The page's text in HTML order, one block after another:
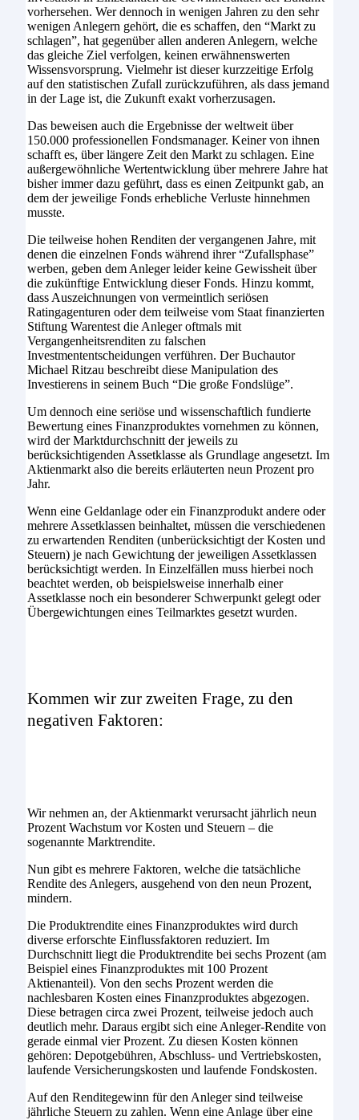
vorhersehen. Wer dennoch in wenigen Jahren zu den sehr
wenigen Anlegern gehört, die es schaffen, den “Markt zu
schlagen”, hat gegenüber allen anderen Anlegern, welche
das gleiche Ziel verfolgen, keinen erwähnenswerten
Wissensvorsprung. Vielmehr ist dieser kurzzeitige Erfolg
auf den statistischen Zufall zurückzuführen, als dass jemand
in der Lage ist, die Zukunft exakt vorherzusagen.
Das beweisen auch die Ergebnisse der weltweit über
150.000 professionellen Fondsmanager. Keiner von ihnen
schafft es, über längere Zeit den Markt zu schlagen. Eine
außergewöhnliche Wertentwicklung über mehrere Jahre hat
bisher immer dazu geführt, dass es einen Zeitpunkt gab, an
dem der jeweilige Fonds erhebliche Verluste hinnehmen
musste.
Die teilweise hohen Renditen der vergangenen Jahre, mit
denen die einzelnen Fonds während ihrer “Zufallsphase”
werben, geben dem Anleger leider keine Gewissheit über
die zukünftige Entwicklung dieser Fonds. Hinzu kommt,
dass Auszeichnungen von vermeintlich seriösen
Ratingagenturen oder dem teilweise vom Staat finanzierten
Stiftung Warentest die Anleger oftmals mit
Vergangenheitsrenditen zu falschen
Investmententscheidungen verführen. Der Buchautor
Michael Ritzau beschreibt diese Manipulation des
Investierens in seinem Buch “Die große Fondslüge”.
Um dennoch eine seriöse und wissenschaftlich fundierte
Bewertung eines Finanzproduktes vornehmen zu können,
wird der Marktdurchschnitt der jeweils zu
berücksichtigenden Assetklasse als Grundlage angesetzt. Im
Aktienmarkt also die bereits erläuterten neun Prozent pro
Jahr.
Wenn eine Geldanlage oder ein Finanzprodukt andere oder
mehrere Assetklassen beinhaltet, müssen die verschiedenen
zu erwartenden Renditen (unberücksichtigt der Kosten und
Steuern) je nach Gewichtung der jeweiligen Assetklassen
berücksichtigt werden. In Einzelfällen muss hierbei noch
beachtet werden, ob beispielsweise innerhalb einer
Assetklasse noch ein besonderer Schwerpunkt gelegt oder
Übergewichtungen eines Teilmarktes gesetzt wurden.
Kommen wir zur zweiten Frage, zu den
negativen Faktoren:
Wir nehmen an, der Aktienmarkt verursacht jährlich neun
Prozent Wachstum vor Kosten und Steuern – die
sogenannte Marktrendite.
Nun gibt es mehrere Faktoren, welche die tatsächliche
Rendite des Anlegers, ausgehend von den neun Prozent,
mindern.
Die Produktrendite eines Finanzproduktes wird durch
diverse erforschte Einflussfaktoren reduziert. Im
Durchschnitt liegt die Produktrendite bei sechs Prozent (am
Beispiel eines Finanzproduktes mit 100 Prozent
Aktienanteil). Von den sechs Prozent werden die
nachlesbaren Kosten eines Finanzproduktes abgezogen.
Diese betragen circa zwei Prozent, teilweise jedoch auch
deutlich mehr. Daraus ergibt sich eine Anleger-Rendite von
gerade einmal vier Prozent. Zu diesen Kosten können
gehören: Depotgebühren, Abschluss- und Vertriebskosten,
laufende Versicherungskosten und laufende Fondskosten.
Auf den Renditegewinn für den Anleger sind teilweise
jährliche Steuern zu zahlen. Wenn eine Anlage über eine